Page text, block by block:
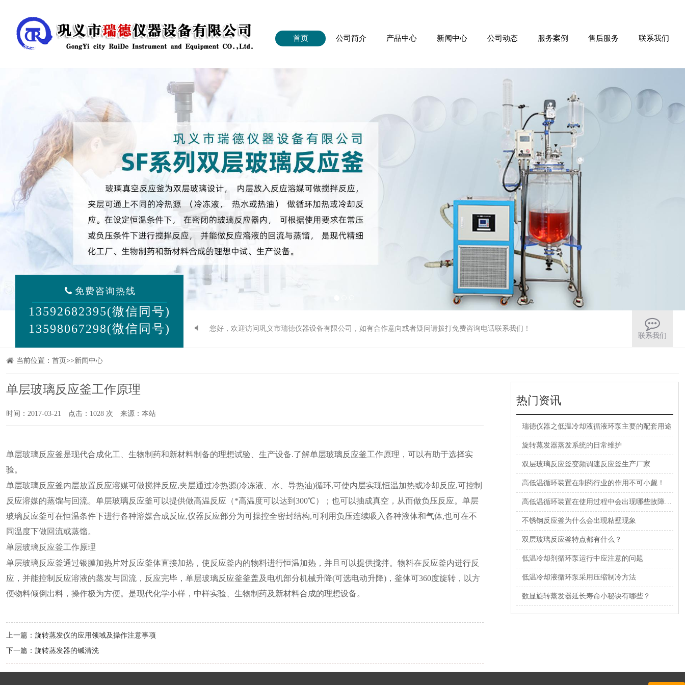
首页 公司简介 产品中心 新闻中心 公司动态 服务案例 售后服务 联系我们
免费咨询热线
13592682395(微信同号)
13598067298(微信同号)
您好，欢迎访问巩义市瑞德仪器设备有限公司，如有合作意向或者疑问请拨打免费咨询电话联系我们！
联系我们
当前位置： 首页>>新闻中心
单层玻璃反应釜工作原理
时间：2017-03-21 点击：1028 次 来源：本站
单层玻璃反应釜是现代合成化工、生物制药和新材料制备的理想试验、生产设备.了解单层玻璃反应釜工作原理，可以有助于选择实
验。
单层玻璃反应釜内层放置反应溶媒可做搅拌反应,夹层通过冷热源(冷冻液、水、导热油)循环,可使内层实现恒温加热或冷却反应,可控制
反应溶媒的蒸馏与回流。单层玻璃反应釜可以提供做高温反应（*高温度可以达到300℃）；也可以抽成真空，从而做负压反应。单层
玻璃反应釜可在恒温条件下进行各种溶媒合成反应,仪器反应部分为可操控全密封结构,可利用负压连续吸入各种液体和气体,也可在不
同温度下做回流或蒸馏。
单层玻璃反应釜工作原理
单层玻璃反应釜通过银膜加热片对反应釜体直接加热，使反应釜内的物料进行恒温加热，并且可以提供搅拌。物料在反应釜内进行反
应，并能控制反应溶液的蒸发与回流，反应完毕，单层玻璃反应釜釜盖及电机部分机械升降(可选电动升降)，釜体可360度旋转，以方
便物料倾倒出料，操作极为方便。是现代化学小样，中样实验、生物制药及新材料合成的理想设备。
上一篇： 旋转蒸发仪的应用领域及操作注意事项
下一篇： 旋转蒸发器的碱清洗
热门资讯
瑞德仪器之低温冷却液循液环泵主要的配套用途
旋转蒸发器蒸发系统的日常维护
双层玻璃反应釜变频调速反应釜生产厂家
高低温循环装置在制药行业的作用不可小觑！
不锈钢反应釜为什么会出现粘壁现象
双层玻璃反应釜特点都有什么？
低温冷却剂循环泵运行中应注意的问题
低温冷却液循环泵采用压缩制冷方法
数显旋转蒸发器延长寿命小秘诀有哪些？